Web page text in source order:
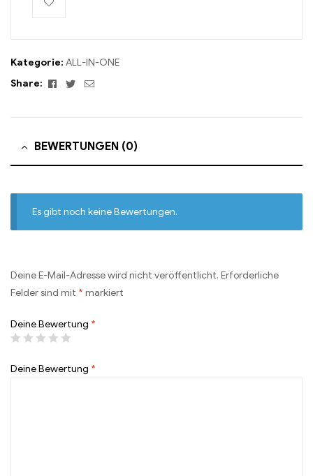
Kategorie: ALL-IN-ONE
Share:
Facebook
TwitterEmail
BEWERTUNGEN (0)
Es gibt noch keine Bewertungen.
Deine E-Mail-Adresse wird nicht veröffentlicht. Erforderliche
Felder sind mit * markiert
Deine Bewertung *
Deine Bewertung *